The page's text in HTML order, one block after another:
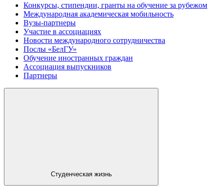
Конкурсы, стипендии, гранты на обучение за рубежом
Международная академическая мобильность
Вузы-партнеры
Участие в ассоциациях
Новости международного сотрудничества
Послы «БелГУ»
Обучение иностранных граждан
Ассоциация выпускников
Партнеры
Студенческая жизнь